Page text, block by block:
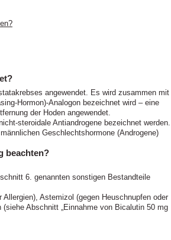
angewendet. Es wird zusammen mit
Hormon)-Analogon bezeichnet wird – eine
der Hoden angewendet.
steroidale Antiandrogene bezeichnet werden.
Geschlechtshormone (Androgene)
beachten?
6. genannten sonstigen Bestandteile
Astemizol (gegen Heuschnupfen oder
Abschnitt „Einnahme von Bicalutin 50 mg